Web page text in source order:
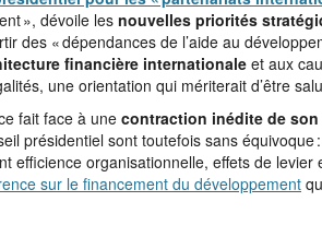
», dévoile les nouvelles priorités
des « dépendances de l’aide au
financière internationale et aux
une orientation qui mériterait d’être
fait face à une contraction inédite de
présidentiel sont toutefois sans équivoque
efficience organisationnelle, effets de
sur le financement du développement